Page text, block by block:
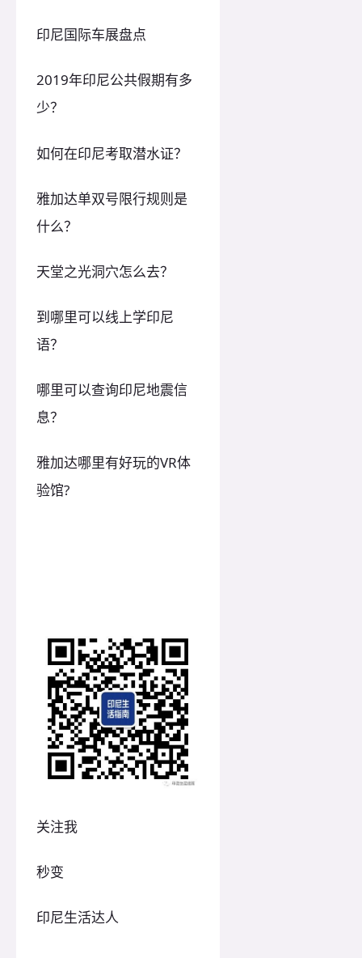
印尼国际车展盘点
2019年印尼公共假期有多
少？
如何在印尼考取潜水证？
雅加达单双号限行规则是
什么？
天堂之光洞穴怎么去？
到哪里可以线上学印尼
语？
哪里可以查询印尼地震信
息？
雅加达哪里有好玩的VR体
验馆?
关注我
秒变
印尼生活达人